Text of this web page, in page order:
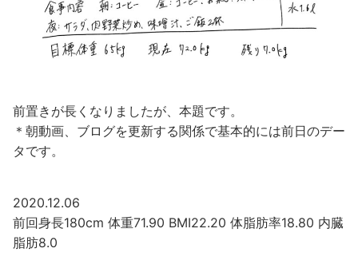
前置きが長くなりましたが、本題です。
＊朝動画、ブログを更新する関係で基本的には前日のデー
タです。
2020.12.06
前回身長180cm 体重71.90 BMI22.20 体脂肪率18.80 内臓
脂肪8.0